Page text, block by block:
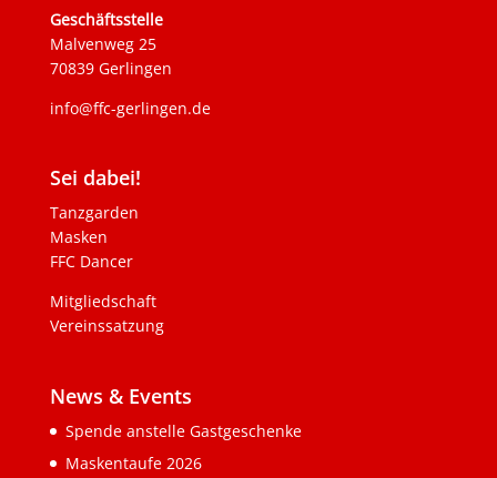
Geschäftsstelle
Malvenweg 25
70839 Gerlingen
info@ffc-gerlingen.de
Sei dabei!
Tanzgarden
Masken
FFC Dancer
Mitgliedschaft
Vereinssatzung
News & Events
Spende anstelle Gastgeschenke
Maskentaufe 2026